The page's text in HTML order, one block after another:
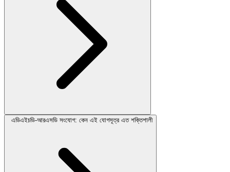
এডিএইচডি-আরএসডি সংযোগ: কেন এই যোগসূত্র এত শক্তিশালী